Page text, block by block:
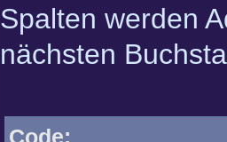
Spalten werden
nächsten
Code: